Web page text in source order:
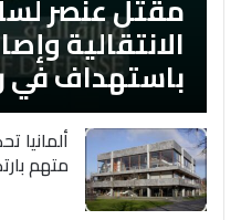
الانتقالية
باستهداف في
ألمانيا
متهم